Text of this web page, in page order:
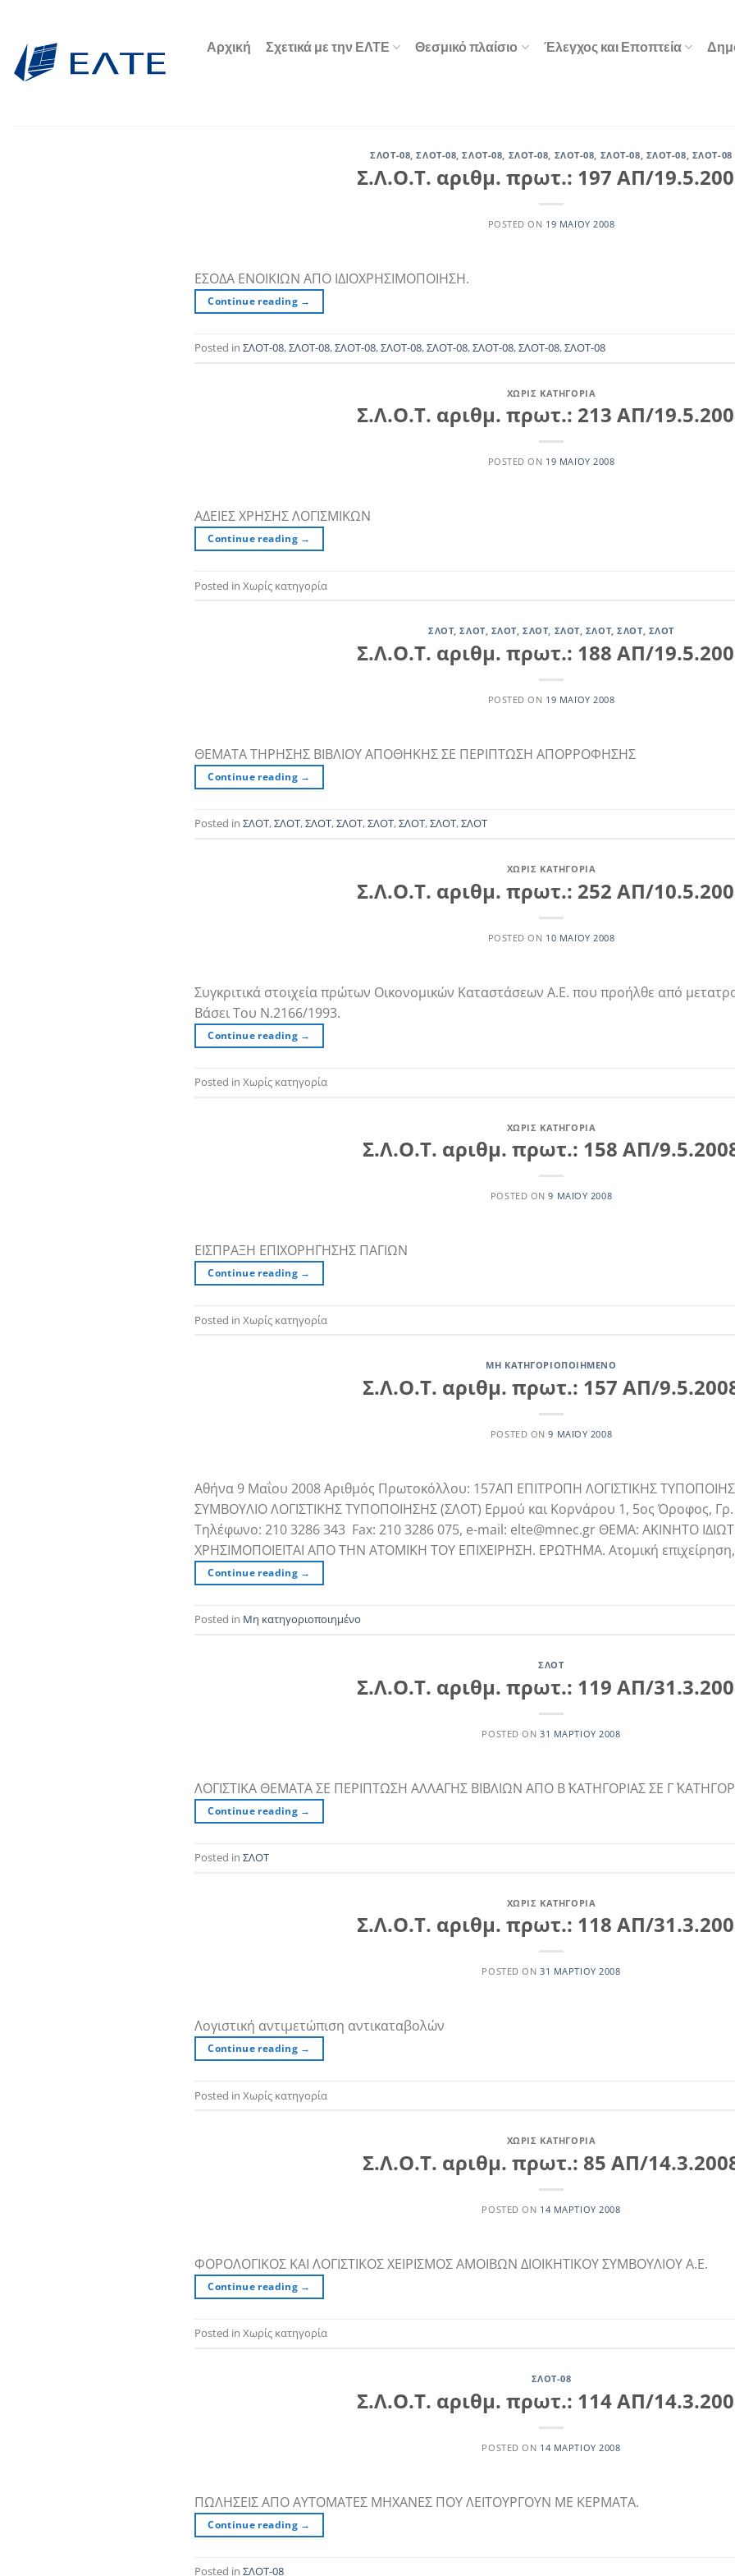
περιεχόμενο
Αρχική Σχετικά με την ΕΛΤΕ Θεσμικό πλαίσιο Έλεγχος και Εποπτεία
ΣΛΟΤ-08,ΣΛΟΤ-08,ΣΛΟΤ-08, ΣΛΟΤ-08, ΣΛΟΤ-08, ΣΛΟΤ-08, ΣΛΟΤ-08, ΣΛΟΤ-08
Σ.Λ.Ο.Τ. αριθμ. πρωτ.: 197 ΑΠ/
POSTED ON 19 ΜΑΪ́ΟΥ 2008
ΕΣΟΔΑ ΕΝΟΙΚΙΩΝ ΑΠΟ ΙΔΙΟΧΡΗΣΙΜΟΠΟΙΗΣΗ.
Continue reading →
Posted in ΣΛΟΤ-08,ΣΛΟΤ-08,ΣΛΟΤ-08,ΣΛΟΤ-08,ΣΛΟΤ-08,ΣΛΟΤ-08,ΣΛΟΤ-08,ΣΛΟΤ-08
ΧΩΡΊΣ ΚΑΤΗΓΟΡΊΑ
Σ.Λ.Ο.Τ. αριθμ. πρωτ.: 213 ΑΠ/
POSTED ON 19 ΜΑΪ́ΟΥ 2008
ΑΔΕΙΕΣ ΧΡΗΣΗΣ ΛΟΓΙΣΜΙΚΩΝ
Continue reading →
Posted in Χωρίς κατηγορία
ΣΛΟΤ,ΣΛΟΤ, ΣΛΟΤ,ΣΛΟΤ, ΣΛΟΤ, ΣΛΟΤ,ΣΛΟΤ, ΣΛΟΤ
Σ.Λ.Ο.Τ. αριθμ. πρωτ.: 188 ΑΠ/
POSTED ON 19 ΜΑΪ́ΟΥ 2008
ΘΕΜΑΤΑ ΤΗΡΗΣΗΣ ΒΙΒΛΙΟΥ ΑΠΟΘΗΚΗΣ ΣΕ ΠΕΡΙΠΤΩΣΗ ΑΠΟΡΡΟΦΗΣΗΣ
Continue reading →
Posted in ΣΛΟΤ,ΣΛΟΤ,ΣΛΟΤ,ΣΛΟΤ,ΣΛΟΤ,ΣΛΟΤ,ΣΛΟΤ,ΣΛΟΤ
ΧΩΡΊΣ ΚΑΤΗΓΟΡΊΑ
Σ.Λ.Ο.Τ. αριθμ. πρωτ.: 252 ΑΠ/
POSTED ON 10 ΜΑΪ́ΟΥ 2008
Συγκριτικά στοιχεία πρώτων Οικονομικών Καταστάσεων Α.Ε. που προήλθε από
Βάσει Του Ν.2166/1993.
Continue reading →
Posted in Χωρίς κατηγορία
ΧΩΡΊΣ ΚΑΤΗΓΟΡΊΑ
Σ.Λ.Ο.Τ. αριθμ. πρωτ.: 158 ΑΠ/
POSTED ON9 ΜΑΪ́ΟΥ 2008
ΕΙΣΠΡΑΞΗ ΕΠΙΧΟΡΗΓΗΣΗΣ ΠΑΓΙΩΝ
Continue reading →
Posted in Χωρίς κατηγορία
ΜΗ ΚΑΤΗΓΟΡΙΟΠΟΙΗΜΈΝΟ
Σ.Λ.Ο.Τ. αριθμ. πρωτ.: 157 ΑΠ/
POSTED ON9 ΜΑΪ́ΟΥ 2008
Αθήνα 9 Μαΐου 2008 Αριθμός Πρωτοκόλλου: 157ΑΠ ΕΠΙΤΡΟΠΗ ΛΟΓΙΣΤΙΚΗΣ
ΣΥΜΒΟΥΛΙΟ ΛΟΓΙΣΤΙΚΗΣ ΤΥΠΟΠΟΙΗΣΗΣ (ΣΛΟΤ) Ερμού και Κορνάρου 1, 5ος Όροφος,
Τηλέφωνο: 210 3286 343 Fax: 210 3286 075, e-mail: elte@mnec.gr ΘΕΜΑ: ΑΚΙΝΗΤΟ
ΧΡΗΣΙΜΟΠΟΙΕΙΤΑΙ ΑΠΟ ΤΗΝ ΑΤΟΜΙΚΗ ΤΟΥ ΕΠΙΧΕΙΡΗΣΗ. ΕΡΩΤΗΜΑ. Ατομική
Continue reading →
Posted in Μη κατηγοριοποιημένο
ΣΛΟΤ
Σ.Λ.Ο.Τ. αριθμ. πρωτ.: 119 ΑΠ/
POSTED ON31 ΜΑΡΤΊΟΥ 2008
ΛΟΓΙΣΤΙΚΑ ΘΕΜΑΤΑ ΣΕ ΠΕΡΙΠΤΩΣΗ ΑΛΛΑΓΗΣ ΒΙΒΛΙΩΝ ΑΠΟ Β΄ ΚΑΤΗΓΟΡΙΑΣ ΣΕ Γ΄
Continue reading →
Posted in ΣΛΟΤ
ΧΩΡΊΣ ΚΑΤΗΓΟΡΊΑ
Σ.Λ.Ο.Τ. αριθμ. πρωτ.: 118 ΑΠ/
POSTED ON31 ΜΑΡΤΊΟΥ 2008
Λογιστική αντιμετώπιση αντικαταβολών
Continue reading →
Posted in Χωρίς κατηγορία
ΧΩΡΊΣ ΚΑΤΗΓΟΡΊΑ
Σ.Λ.Ο.Τ. αριθμ. πρωτ.: 85 ΑΠ/
POSTED ON 14 ΜΑΡΤΊΟΥ 2008
ΦΟΡΟΛΟΓΙΚΟΣ ΚΑΙ ΛΟΓΙΣΤΙΚΟΣ ΧΕΙΡΙΣΜΟΣ ΑΜΟΙΒΩΝ ΔΙΟΙΚΗΤΙΚΟΥ ΣΥΜΒΟΥΛΙΟΥ Α.Ε.
Continue reading →
Posted in Χωρίς κατηγορία
ΣΛΟΤ-08
Σ.Λ.Ο.Τ. αριθμ. πρωτ.: 114 ΑΠ/
POSTED ON 14 ΜΑΡΤΊΟΥ 2008
ΠΩΛΗΣΕΙΣ ΑΠΟ ΑΥΤΟΜΑΤΕΣ ΜΗΧΑΝΕΣ ΠΟΥ ΛΕΙΤΟΥΡΓΟΥΝ ΜΕ ΚΕΡΜΑΤΑ.
Continue reading →
Posted in ΣΛΟΤ-08